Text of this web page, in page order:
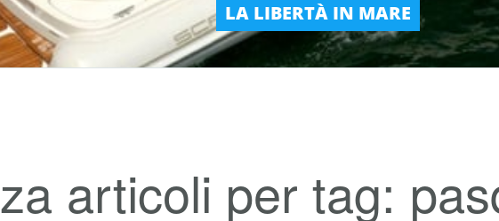
LA LIBERTÀ IN MARE
articoli per tag: